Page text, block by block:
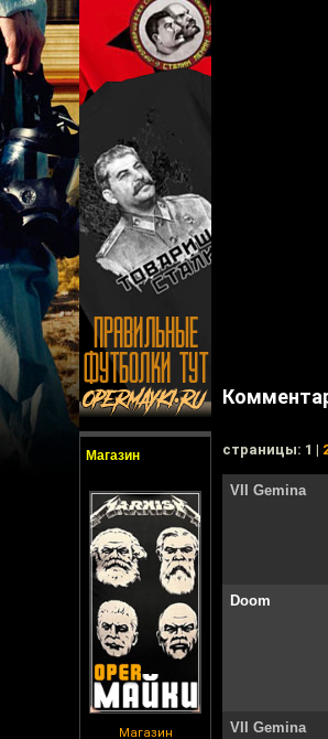
Магазин
Магазин
cтраницы: 1 |
VII Gemina
Doom
VII Gemina